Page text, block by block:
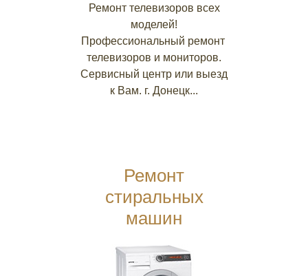
Ремонт телевизоров всех
моделей!
Профессиональный ремонт
телевизоров и мониторов.
Сервисный центр или выезд
к Вам. г. Донецк...
Ремонт
стиральных
машин